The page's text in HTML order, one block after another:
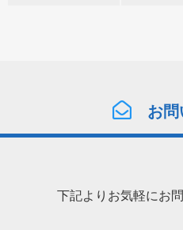
お
下記よりお気軽にお